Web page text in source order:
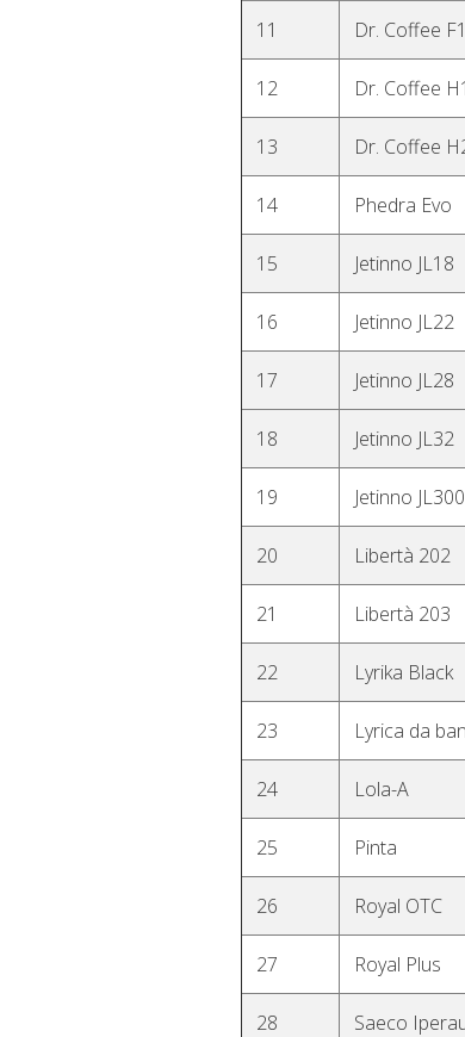
11 Dr. Coffee
12 Dr. Coffee H1
13 Dr. Coffee
14 Phedra Evo
15 Jetinno JL18
16 Jetinno JL22
17 Jetinno JL28
18 Jetinno JL32
19 Jetinno JL300
20 Libertà 202
21 Libertà 203
22 Lyrika Black
23 Lyrica da
24 Lola-A
25 Pinta
26 Royal OTC
27 Royal Plus
28 Saeco